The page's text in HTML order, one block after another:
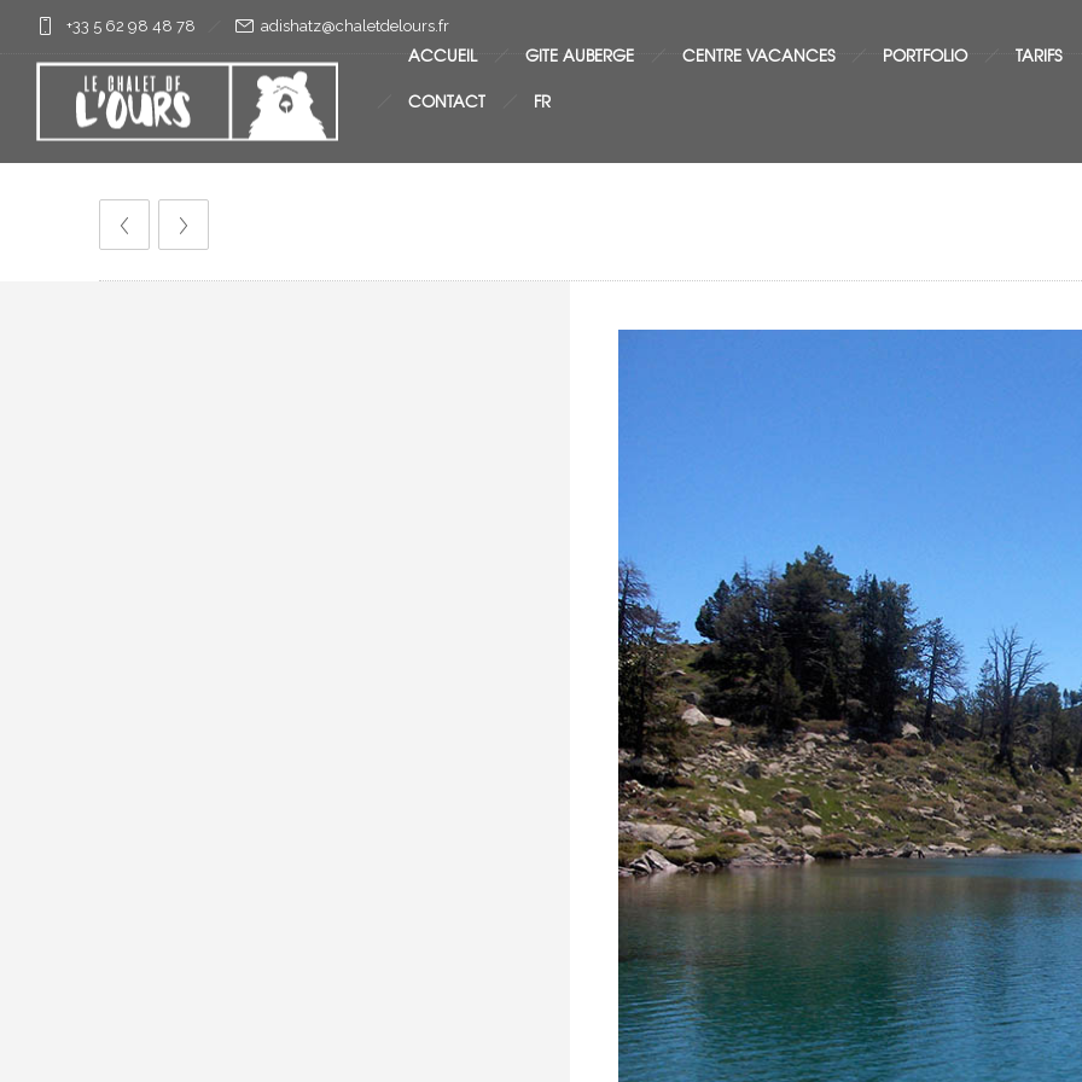
+33 5 62 98 48 78 rf.sruoledtelahc@ztahsida
ACCUEIL GITE AUBERGE CENTRE VACANCES PORTFOLIO
TARIFS
CONTACT
FR